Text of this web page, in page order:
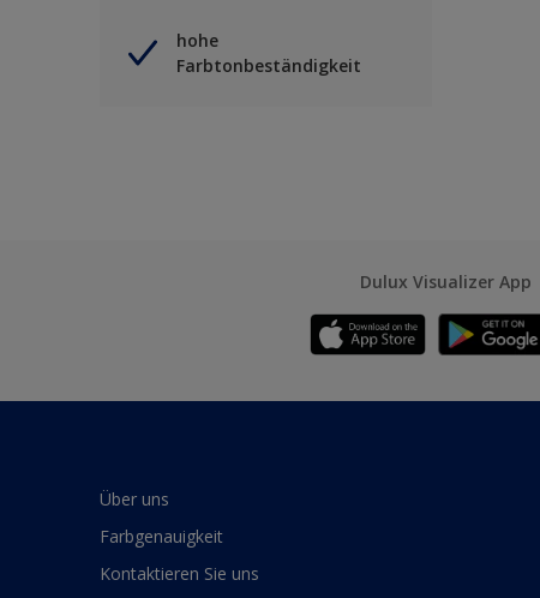
hohe
Farbtonbeständigkeit
Dulux Visualizer App
Über uns
Farbgenauigkeit
Kontaktieren Sie uns